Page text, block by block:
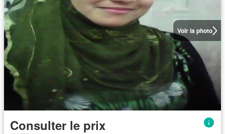
Voir la photo
Consulter le prix